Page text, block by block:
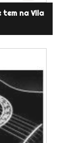
na Vila